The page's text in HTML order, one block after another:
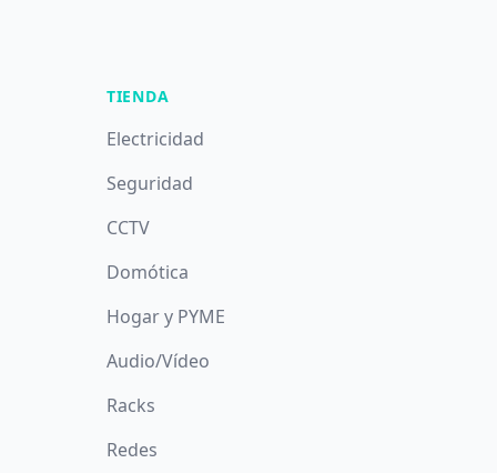
TIENDA
Electricidad
Seguridad
CCTV
Domótica
Hogar y PYME
Audio/Vídeo
Racks
Redes